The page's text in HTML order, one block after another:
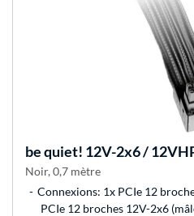
be quiet! 12V-2x6 /
Noir, 0,7 mètre
Connexions: 1x PCIe 12
PCIe 12 broches 12V-2x6